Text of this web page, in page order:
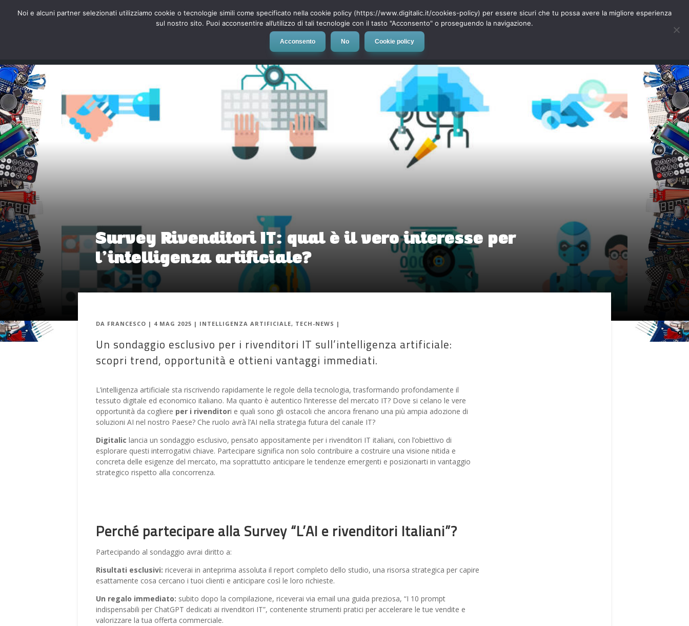
Social Network App Automotive Tech-News
Survey Rivenditori IT: qual è il vero interesse per
l’intelligenza artificiale?
DA FRANCESCO | 4 MAG 2025 | INTELLIGENZA ARTIFICIALE, TECH-NEWS |
Un sondaggio esclusivo per i rivenditori IT sull’intelligenza artificiale:
scopri trend, opportunità e ottieni vantaggi immediati.
L’intelligenza artificiale sta riscrivendo rapidamente le regole della tecnologia, trasformando profondamente il
tessuto digitale ed economico italiano. Ma quanto è autentico l’interesse del mercato IT? Dove si celano le vere
opportunità da cogliere per i rivenditori e quali sono gli ostacoli che ancora frenano una più ampia adozione di
soluzioni AI nel nostro Paese? Che ruolo avrà l’AI nella strategia futura del canale IT?
Digitalic lancia un sondaggio esclusivo, pensato appositamente per i rivenditori IT italiani, con l’obiettivo di
esplorare questi interrogativi chiave. Partecipare significa non solo contribuire a costruire una visione nitida e
concreta delle esigenze del mercato, ma soprattutto anticipare le tendenze emergenti e posizionarti in vantaggio
strategico rispetto alla concorrenza.
Perché partecipare alla Survey “L’AI e rivenditori Italiani”?
Partecipando al sondaggio avrai diritto a:
Risultati esclusivi: riceverai in anteprima assoluta il report completo dello studio, una risorsa strategica per capire
esattamente cosa cercano i tuoi clienti e anticipare così le loro richieste.
Un regalo immediato: subito dopo la compilazione, riceverai via email una guida preziosa, “I 10 prompt
indispensabili per ChatGPT dedicati ai rivenditori IT”, contenente strumenti pratici per accelerare le tue vendite e
valorizzare la tua offerta commerciale.
Noi e alcuni partner selezionati utilizziamo cookie o tecnologie simili come specificato nella cookie policy (https://www.digitalic.it/cookies-policy) per essere sicuri che tu possa avere la migliore esperienza
sul nostro sito. Puoi acconsentire all’utilizzo di tali tecnologie con il tasto "Acconsento" o proseguendo la navigazione.
Acconsento No Cookie policy